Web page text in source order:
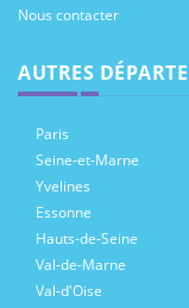
Nous contacter
AUTRES
Paris
Seine-et-Marne
Yvelines
Essonne
Hauts-de-Seine
Val-de-Marne
Val-d'Oise